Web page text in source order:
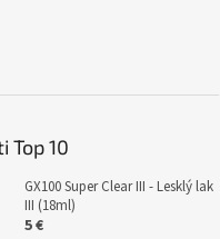
Top 10
GX100 Super Clear III - Lesklý lak
III (18ml)
5 €